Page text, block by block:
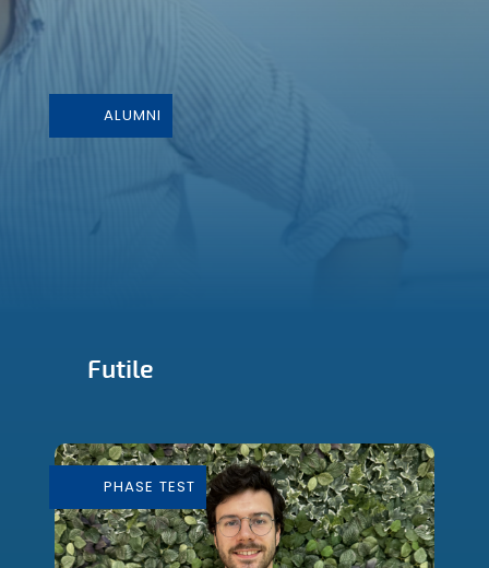
ALUMNI
Futile
durable
En savoir plus
PHASE TEST